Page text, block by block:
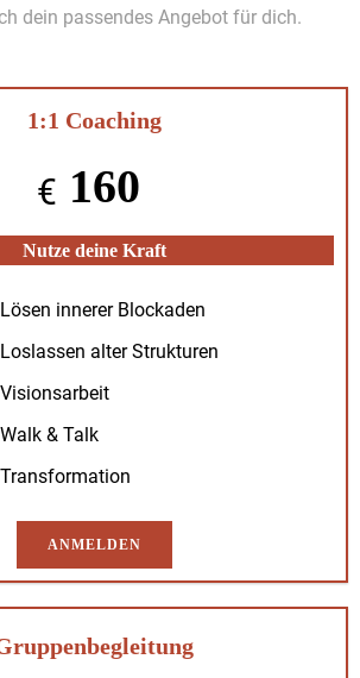
dein passendes Ange­bot für dich.
1:1 Coaching
€ 160
Nutze deine Kraft
Lösen inner­er Block­aden
Loslassen alter Struk­turen
Vision­sar­beit
Walk & Talk
Trans­for­ma­tion
ANMELDEN